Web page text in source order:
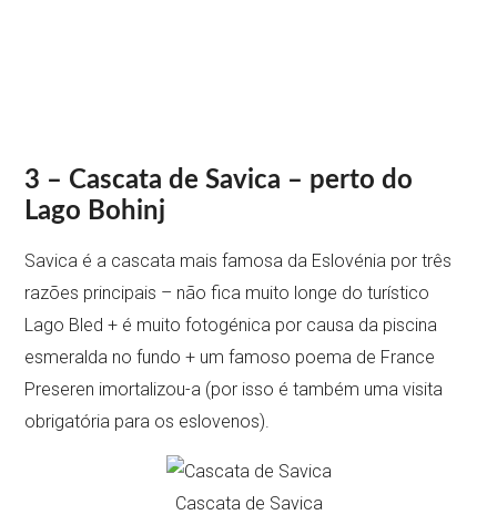
3 – Cascata de Savica – perto do
Lago Bohinj
Savica é a cascata mais famosa da Eslovénia por três
razões principais – não fica muito longe do turístico
Lago Bled + é muito fotogénica por causa da piscina
esmeralda no fundo + um famoso poema de France
Preseren imortalizou-a (por isso é também uma visita
obrigatória para os eslovenos).
Cascata de Savica